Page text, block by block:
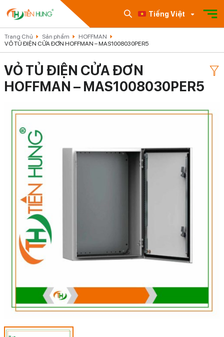
Tiếng Việt
Trang Chủ Sản phẩm
HOFFMAN
VỎ TỦ ĐIỆN CỬA ĐƠN HOFFMAN – MAS1008030PER5
VỎ TỦ ĐIỆN CỬA ĐƠN
HOFFMAN – MAS1008030PER5